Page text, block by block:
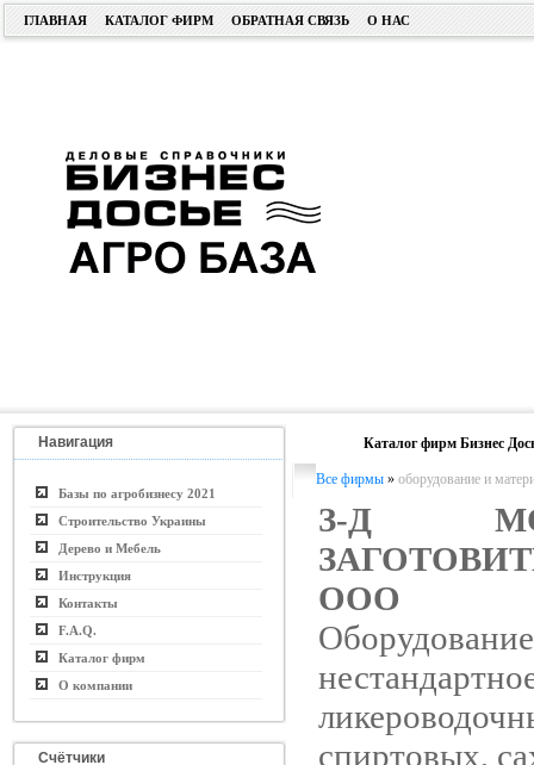
ГЛАВНАЯ КАТАЛОГ ФИРМ ОБРАТНАЯ СВЯЗЬ О НАС
Навигация
Базы по агробизнесу 2021
Строительство Украины
Дерево и Мебель
Инструкция
Контакты
F.A.Q.
Каталог фирм
О компании
Счётчики
Каталог фирм Бизнес
Все фирмы » оборудование и
З-Д
ООО
Оборудование
спиртовых,